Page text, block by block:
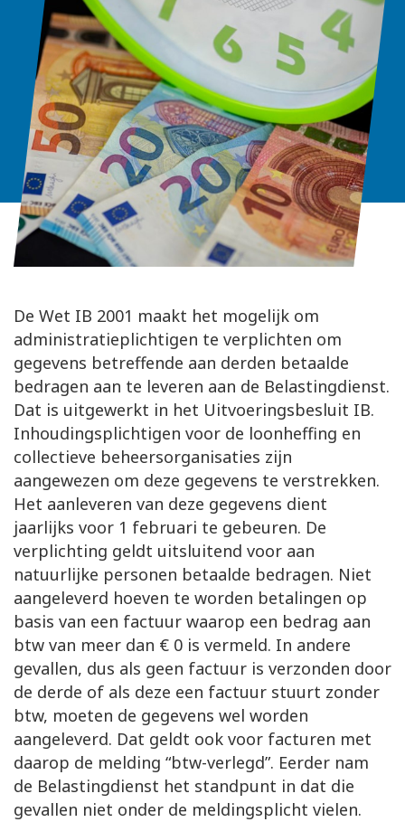
De Wet IB 2001 maakt het mogelijk om
administratieplichtigen te verplichten om
gegevens betreffende aan derden betaalde
bedragen aan te leveren aan de Belastingdienst.
Dat is uitgewerkt in het Uitvoeringsbesluit IB.
Inhoudingsplichtigen voor de loonheffing en
collectieve beheersorganisaties zijn
aangewezen om deze gegevens te verstrekken.
Het aanleveren van deze gegevens dient
jaarlijks voor 1 februari te gebeuren. De
verplichting geldt uitsluitend voor aan
natuurlijke personen betaalde bedragen. Niet
aangeleverd hoeven te worden betalingen op
basis van een factuur waarop een bedrag aan
btw van meer dan € 0 is vermeld. In andere
gevallen, dus als geen factuur is verzonden door
de derde of als deze een factuur stuurt zonder
btw, moeten de gegevens wel worden
aangeleverd. Dat geldt ook voor facturen met
daarop de melding “btw-verlegd”. Eerder nam
de Belastingdienst het standpunt in dat die
gevallen niet onder de meldingsplicht vielen.